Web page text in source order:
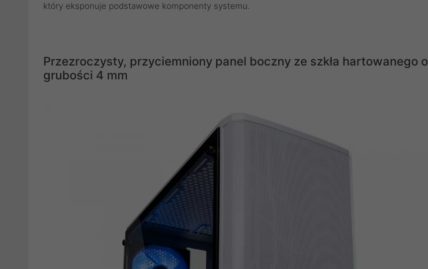
który eksponuje podstawowe komponenty systemu.
Przezroczysty, przyciemniony panel boczny ze szkła hartowanego o
grubości 4 mm